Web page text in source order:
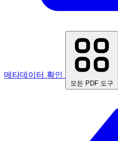
메타데이터 확인
모든 PDF 도구